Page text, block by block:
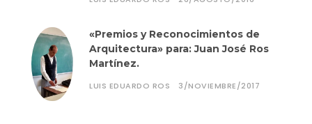
«Premios y Reconocimientos de
Arquitectura» para: Juan José Ros
Martínez.
LUIS EDUARDO ROS 3/NOVIEMBRE/2017